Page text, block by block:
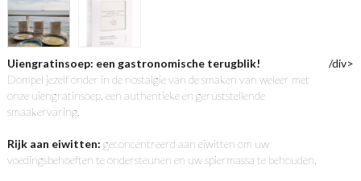
Uiengratinsoep: een gastronomische terugblik!
Dompel jezelf onder in de nostalgie van de smaken van weleer met
onze uiengratinsoep, een authentieke en geruststellende
smaakervaring.
Rijk aan eiwitten: geconcentreerd aan eiwitten om uw
voedingsbehoeften te ondersteunen en uw spiermassa te behouden.
/div>